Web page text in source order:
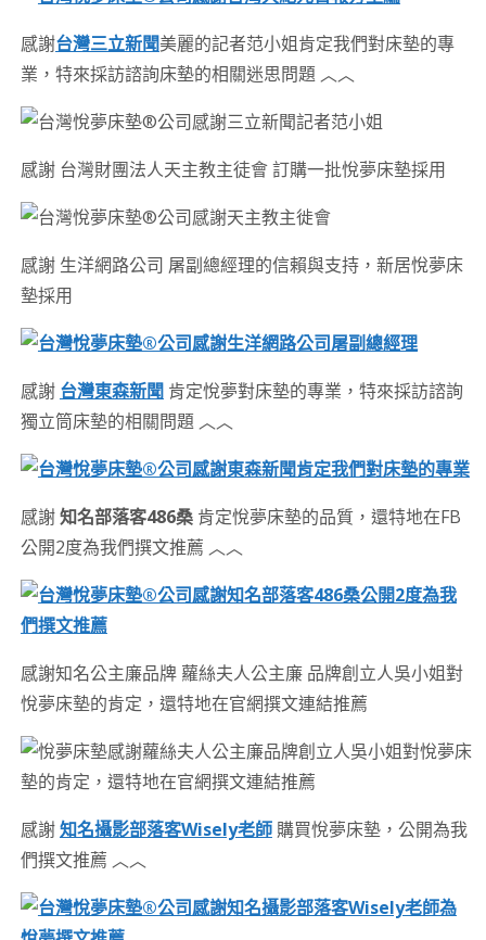
感謝台灣三立新聞美麗的記者范小姐肯定我們對床墊的專
業，特來採訪諮詢床墊的相關迷思問題 ︿︿
感謝 台灣財團法人天主教主徒會 訂購一批悅夢床墊採用
感謝 生洋網路公司 屠副總經理的信賴與支持，新居悅夢床
墊採用
感謝 台灣東森新聞肯定悅夢對床墊的專業，特來採訪諮詢
獨立筒床墊的相關問題 ︿︿
感謝知名部落客486桑肯定悅夢床墊的品質，還特地在FB
公開2度為我們撰文推薦 ︿︿
感謝知名公主廉品牌 蘿絲夫人公主廉 品牌創立人吳小姐對
悅夢床墊的肯定，還特地在官網撰文連結推薦
感謝知名攝影部落客Wisely老師購買悅夢床墊，公開為我
們撰文推薦 ︿︿